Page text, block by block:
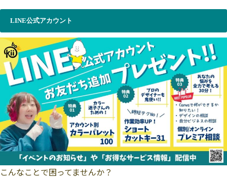
LINE公式アカウント
こんなことで困ってませんか？